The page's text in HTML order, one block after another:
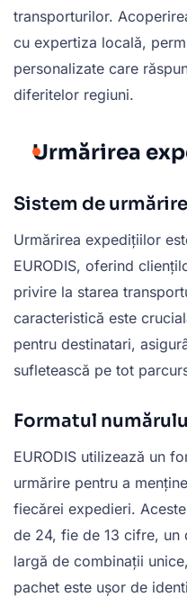
transporturilor.
cu expertiza locală,
personalizate care
diferitelor regiuni.
Urmărirea
Sistem de
Urmărirea expedițiilor
EURODIS, oferind
privire la starea
caracteristică este
pentru destinatari,
sufletească pe tot
Formatul
EURODIS utilizează un
urmărire pentru a
fiecărei expedieri.
de 24, fie de 13 cifre, un
largă de combinații
pachet este ușor de